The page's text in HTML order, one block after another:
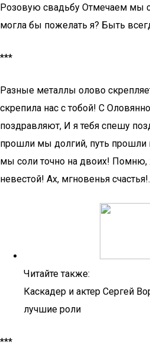
Розовую свадьбу Отмечаем мы
могла бы пожелать я? Быть
***
Разные металлы олово
скрепила нас с тобой! С
поздравляют, И я тебя спешу
прошли мы долгий, путь
мы соли точно на двоих! Помню,
невестой! Ах, мгновенья
Читайте также:
Каскадер и актер Сергей
лучшие роли
***